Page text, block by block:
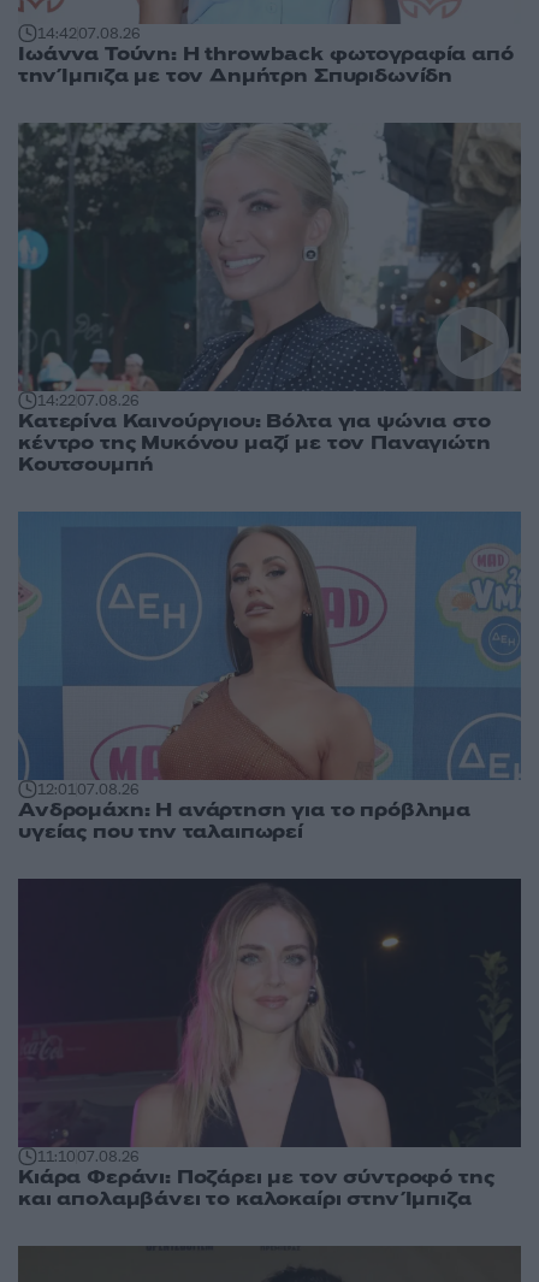
14:4207.08.26
Ιωάννα Τούνη: Η throwback φωτογραφία από
την Ίμπιζα με τον Δημήτρη Σπυριδωνίδη
14:2207.08.26
Κατερίνα Καινούργιου: Βόλτα για ψώνια στο
κέντρο της Μυκόνου μαζί με τον Παναγιώτη
Κουτσουμπή
12:0107.08.26
Ανδρομάχη: Η ανάρτηση για το πρόβλημα
υγείας που την ταλαιπωρεί
11:1007.08.26
Κιάρα Φεράνι: Ποζάρει με τον σύντροφό της
και απολαμβάνει το καλοκαίρι στην Ίμπιζα